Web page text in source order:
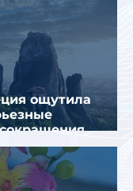
ощутила
России